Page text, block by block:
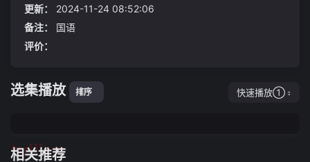
对生病羊驼不管不顾动物园：在给受伤羊驼治疗不存在区
别对待线路全长：27公里
更新：
2024-11-24 08:52:06
备注：
国语
评价：
选集播放 排序 快速播放①
相关推荐
tuijian